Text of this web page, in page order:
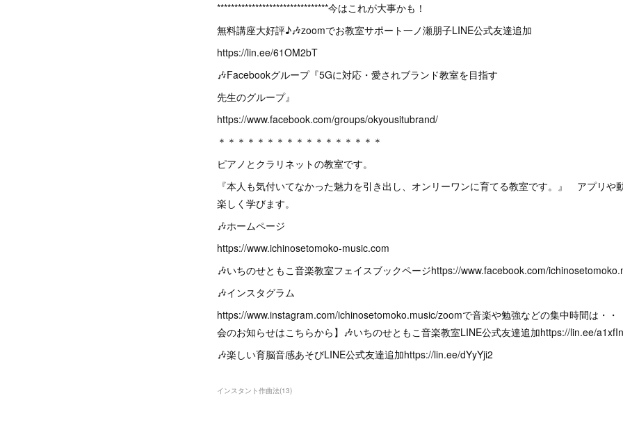
********************************今はこれが大事かも！
無料講座大好評♪🎶zoomでお教室サポート一ノ瀬朋子LINE公式友達追加
https://lin.ee/61OM2bT
🎶Facebookグループ『5Gに対応・愛されブランド教室を目指す
先生のグループ』
https://www.facebook.com/groups/okyousitubrand/
＊＊＊＊＊＊＊＊＊＊＊＊＊＊＊＊＊
ピアノとクラリネットの教室です。
『本人も気付いてなかった魅力を引き出し、オンリーワンに育てる教室です。』 アプリや
楽しく学びます。
🎶ホームページ
https://www.ichinosetomoko-music.com
🎶いちのせともこ音楽教室フェイスブックページhttps://www.facebook.com/
🎶インスタグラム
https://www.instagram.com/ichinosetomoko.music/zoomで音楽や勉強などの集中時間は・・
会のお知らせはこちらから】🎶いちのせともこ音楽教室LINE公式友達追加https://lin.ee/
🎶楽しい育脳音感あそびLINE公式友達追加https://lin.ee/dYyYji2
インスタント作曲法(13)